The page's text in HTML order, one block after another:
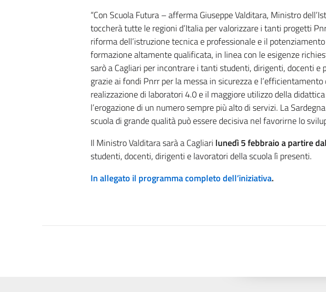
“Con Scuola Futura – afferma Giuseppe Valditara, Ministro
toccherà tutte le regioni d’Italia per valorizzare i tanti progetti
riforma dell’istruzione tecnica e professionale e il
formazione altamente qualificata, in linea con le esigenze
sarò a Cagliari per incontrare i tanti studenti, dirigenti, docenti
grazie ai fondi Pnrr per la messa in sicurezza e
realizzazione di laboratori 4.0 e il maggiore utilizzo della
l’erogazione di un numero sempre più alto di servizi. La
scuola di grande qualità può essere decisiva nel favorirne lo
Il Ministro Valditara sarà a Cagliari lunedì 5 febbraio a partire
studenti, docenti, dirigenti e lavoratori della scuola lì presenti.
In allegato il programma completo dell’iniziativa.